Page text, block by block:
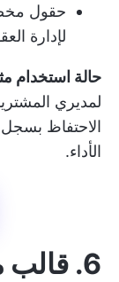
حقول
لإدارة
حالة استخدام
لمديري
الاحتفاظ
الأداء.
6.